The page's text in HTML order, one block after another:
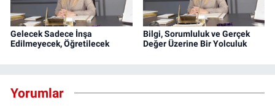
Gelecek Sadece İnşa
Edilmeyecek, Öğretilecek
Bilgi, Sorumluluk ve Gerçek
Değer Üzerine Bir Yolculuk
Yorumlar